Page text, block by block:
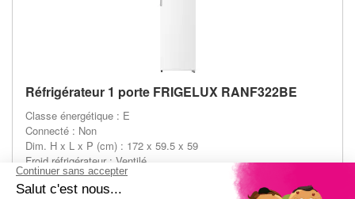
Réfrigérateur 1 porte FRIGELUX RANF322BE
Classe énergétique : E
Connecté : Non
Dim. H x L x P (cm) : 172 x 59.5 x 59
Froid réfrigérateur : Ventilé
Tout utile : Oui
Volume (L) : 322